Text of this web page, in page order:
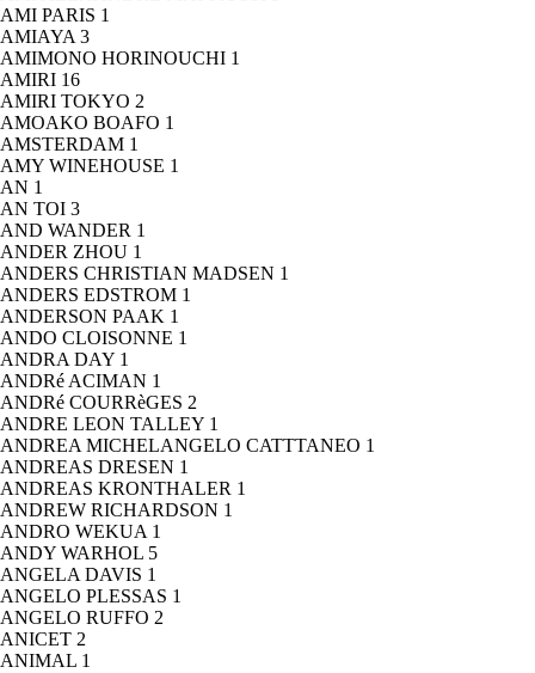
AMI PARIS 1
AMIAYA 3
AMIMONO HORINOUCHI 1
AMIRI 16
AMIRI TOKYO 2
AMOAKO BOAFO 1
AMSTERDAM 1
AMY WINEHOUSE 1
AN 1
AN TOI 3
AND WANDER 1
ANDER ZHOU 1
ANDERS CHRISTIAN MADSEN 1
ANDERS EDSTROM 1
ANDERSON PAAK 1
ANDO CLOISONNE 1
ANDRA DAY 1
ANDRé ACIMAN 1
ANDRé COURRèGES 2
ANDRE LEON TALLEY 1
ANDREA MICHELANGELO CATTTANEO 1
ANDREAS DRESEN 1
ANDREAS KRONTHALER 1
ANDREW RICHARDSON 1
ANDRO WEKUA 1
ANDY WARHOL 5
ANGELA DAVIS 1
ANGELO PLESSAS 1
ANGELO RUFFO 2
ANICET 2
ANIMAL 1